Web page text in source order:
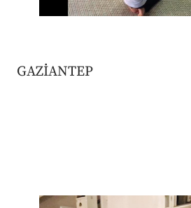
GAZİANTEP